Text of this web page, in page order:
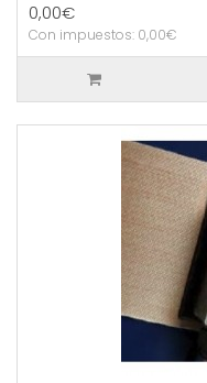
0,00€
Con impuestos: 0,00€